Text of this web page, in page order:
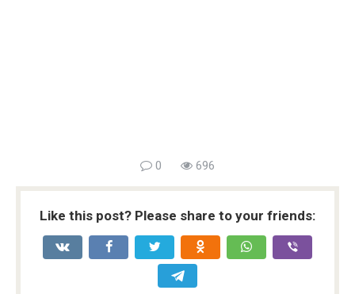
0 696
Like this post? Please share to your friends: